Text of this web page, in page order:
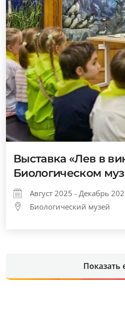
Выставка «Лев в
Биологическом
Август 2025 - Декабрь
Биологический музей
Показать